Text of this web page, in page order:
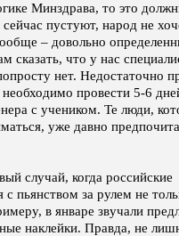
Минздрава, то это
пустуют, народ не
– довольно
сказать, что у нас
нет. Недостаточно
необходимо провести 5-6
с учеником. Те люди,
уже давно
случай, когда российские
с пьянством за рулем не
в январе звучали
наклейки. Правда, не